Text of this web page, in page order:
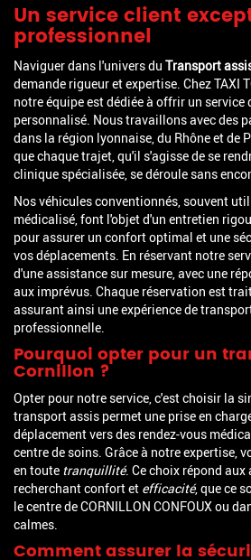
Un service client
professionnel
Naviguer dans l'univers du Transport
demande rigueur et expertise. Chez TAXI
notre équipe est dédiée à offrir un
personnalisé. Nous travaillons avec des
dans la région lyonnaise, du Rhône et de
que chaque trajet, qu'il s'agisse de se
clinique spécialisée, se déroule sans
Nos véhicules conventionnés, souvent
médicalisé, font l'objet d'un entretien
pour assurer un confort optimal et une
vos déplacements. En réservant notre
d'une assistance sur mesure, avec une
aux imprévus. Chaque réservation est
assurant ainsi une expérience de
professionnelle.
Pourquoi opter pour un
Cornillon ?
Opter pour notre service, c'est choisir la
transport assis permet une prise en
déplacement vers des rendez-vous
centre de soins. Grâce à notre expertise,
en toute tranquillité. Ce choix répond
recherchant confort et efficacité, que ce
le centre de CORNILLON CONFOUX ou
calmes.
Comment assurer la